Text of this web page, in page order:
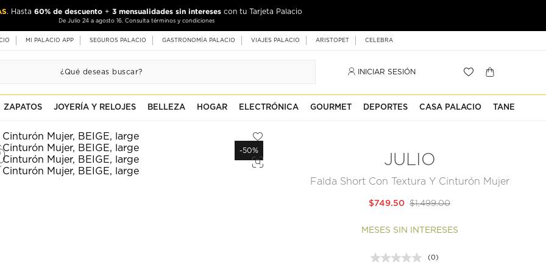
. Hasta 60% de descuento + 3 mensualidades sin intereses con tu Tarjeta Palacio
De Julio 24 a agosto 16. Consulta términos y condiciones
MI PALACIO APP SEGUROS PALACIO GASTRONOMÍA PALACIO VIAJES PALACIO ARISTOPET CELEBRA
INICIAR SESIÓN
ZAPATOS JOYERÍA Y RELOJES BELLEZA HOGAR ELECTRÓNICA GOURMET DEPORTES CASA PALACIO TANE
-50%
JULIO
Falda Short Con Textura Y Cinturón Mujer
$1,499.00
$749.50
MESES SIN INTERESES
Sin
(0)